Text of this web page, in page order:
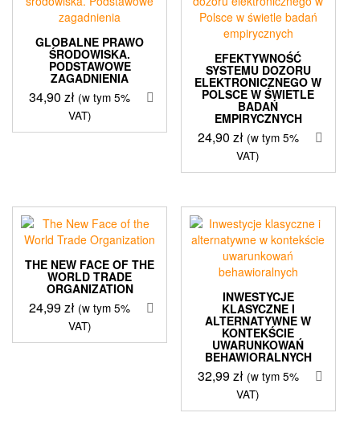
GLOBALNE PRAWO
ŚRODOWISKA.
PODSTAWOWE
ZAGADNIENIA
34,90zł (w tym 5%
VAT)
EFEKTYWNOŚĆ
SYSTEMU DOZORU
ELEKTRONICZNEGO W
POLSCE W ŚWIETLE
BADAŃ
EMPIRYCZNYCH
24,90 zł (w tym 5%
VAT)
THE NEW FACE OF THE
WORLD TRADE
ORGANIZATION
24,99zł (w tym 5%
VAT)
INWESTYCJE
KLASYCZNE I
ALTERNATYWNE W
KONTEKŚCIE
UWARUNKOWAŃ
BEHAWIORALNYCH
32,99zł (w tym 5%
VAT)